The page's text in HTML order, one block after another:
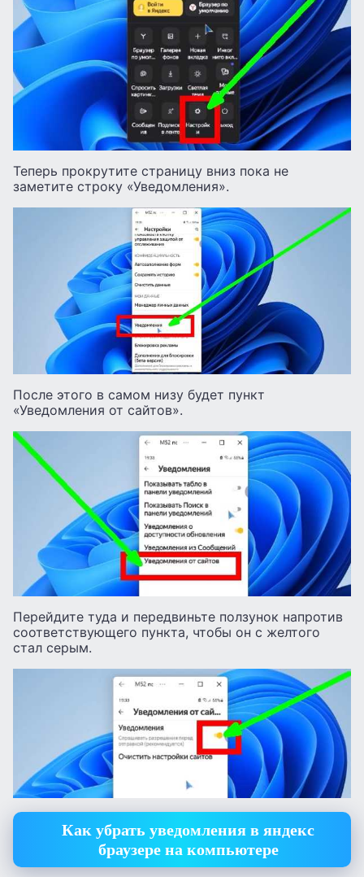
Теперь прокрутите страницу вниз пока не
заметите строку «Уведомления».
После этого в самом низу будет пункт
«Уведомления от сайтов».
Перейдите туда и передвиньте ползунок напротив
соответствующего пункта, чтобы он с желтого
стал серым.
Как убрать уведомления в яндекс
браузере на компьютере